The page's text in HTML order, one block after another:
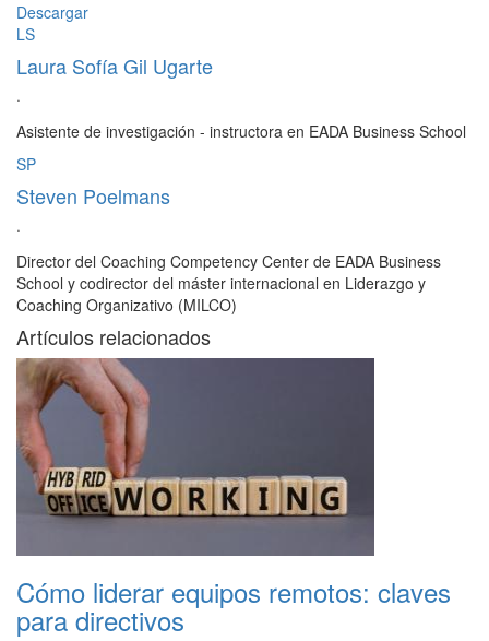
Descargar
LS
Laura Sofía Gil Ugarte
·
Asistente de investigación - instructora en EADA Business School
SP
Steven Poelmans
·
Director del Coaching Competency Center de EADA Business
School y codirector del máster internacional en Liderazgo y
Coaching Organizativo (MILCO)
Artículos relacionados
Cómo liderar equipos remotos: claves
para directivos